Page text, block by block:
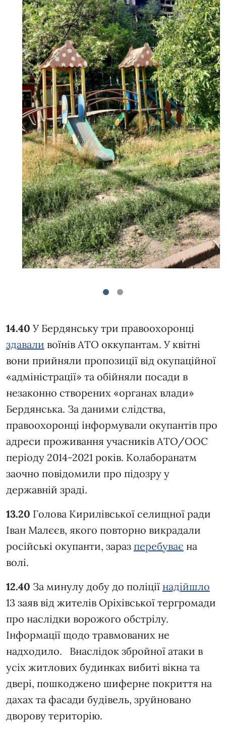
14.40 У Бердянську три правоохоронці
здавали воїнів АТО оккупантам. У квітні
вони прийняли пропозиції від окупаційної
«адміністрації» та обійняли посади в
незаконно створених «органах влади»
Бердянська. За даними слідства,
правоохоронці інформували окупантів про
адреси проживання учасників АТО/ООС
періоду 2014-2021 років. Колаборанатм
заочно повідомили про підозру у
державній зраді.
13.20 Голова Кирилівської селищної ради
Іван Малєєв, якого повторно викрадали
російські окупанти, зараз перебуває на
волі.
12.40 За минулу добу до поліції надійшло
13 заяв від жителів Оріхівської тергромади
про наслідки ворожого обстрілу.
Інформації щодо травмованих не
надходило. Внаслідок збройної атаки в
усіх житлових будинках вибиті вікна та
двері, пошкоджено шиферне покриття на
дахах та фасади будівель, зруйновано
дворову територію.